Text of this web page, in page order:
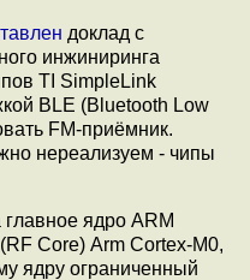
доклад с
инжиниринга
TI SimpleLink
BLE (Bluetooth Low
FM-приёмник.
нереализуем - чипы
главное ядро ARM
Core) Arm Cortex-M0,
ядру ограниченный